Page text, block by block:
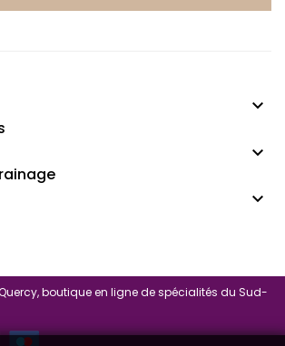



boutique en ligne de spécialités du Sud-